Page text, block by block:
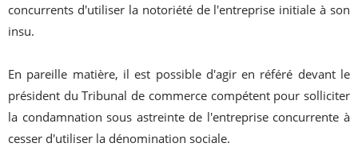
concurrents d'utiliser la notoriété de l'entreprise initiale à son
insu.
En pareille matière, il est possible d'agir en référé devant le
président du Tribunal de commerce compétent pour solliciter
la condamnation sous astreinte de l'entreprise concurrente à
cesser d'utiliser la dénomination sociale.